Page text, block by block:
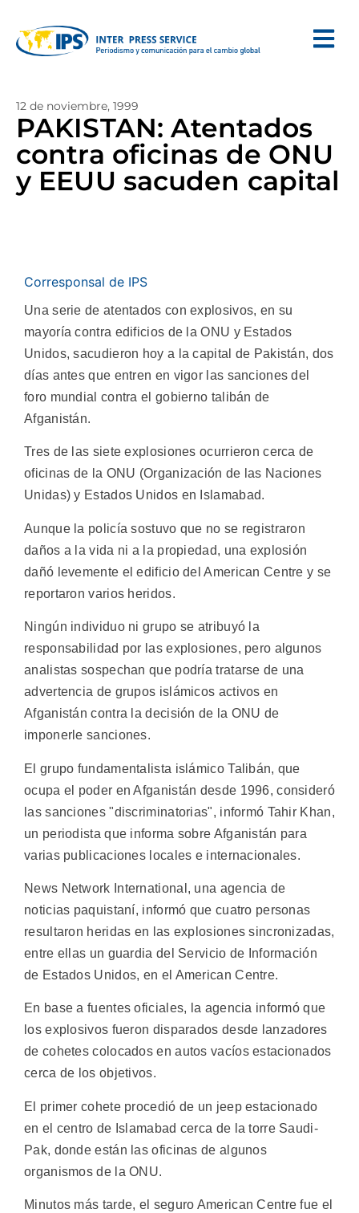
12 de noviembre, 1999
PAKISTAN: Atentados
contra oficinas de ONU
y EEUU sacuden capital
Corresponsal de IPS
Una serie de atentados con explosivos, en su
mayoría contra edificios de la ONU y Estados
Unidos, sacudieron hoy a la capital de Pakistán, dos
días antes que entren en vigor las sanciones del
foro mundial contra el gobierno talibán de
Afganistán.
Tres de las siete explosiones ocurrieron cerca de
oficinas de la ONU (Organización de las Naciones
Unidas) y Estados Unidos en Islamabad.
Aunque la policía sostuvo que no se registraron
daños a la vida ni a la propiedad, una explosión
dañó levemente el edificio del American Centre y se
reportaron varios heridos.
Ningún individuo ni grupo se atribuyó la
responsabilidad por las explosiones, pero algunos
analistas sospechan que podría tratarse de una
advertencia de grupos islámicos activos en
Afganistán contra la decisión de la ONU de
imponerle sanciones.
El grupo fundamentalista islámico Talibán, que
ocupa el poder en Afganistán desde 1996, consideró
las sanciones "discriminatorias", informó Tahir Khan,
un periodista que informa sobre Afganistán para
varias publicaciones locales e internacionales.
News Network International, una agencia de
noticias paquistaní, informó que cuatro personas
resultaron heridas en las explosiones sincronizadas,
entre ellas un guardia del Servicio de Información
de Estados Unidos, en el American Centre.
En base a fuentes oficiales, la agencia informó que
los explosivos fueron disparados desde lanzadores
de cohetes colocados en autos vacíos estacionados
cerca de los objetivos.
El primer cohete procedió de un jeep estacionado
en el centro de Islamabad cerca de la torre Saudi-
Pak, donde están las oficinas de algunos
organismos de la ONU.
Minutos más tarde, el seguro American Centre fue el